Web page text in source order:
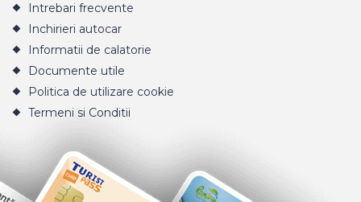
Intrebari frecvente
Inchirieri autocar
Informatii de calatorie
Documente utile
Politica de utilizare cookie
Termeni si Conditii